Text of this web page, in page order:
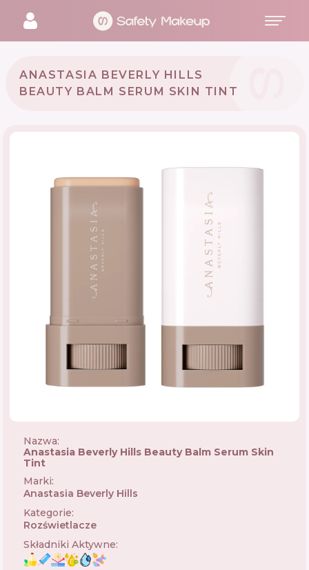
ANASTASIA BEVERLY HILLS
BEAUTY BALM SERUM SKIN TINT
Nazwa:
Anastasia Beverly Hills Beauty Balm Serum Skin
Tint
Marki:
Anastasia Beverly Hills
Kategorie:
Rozświetlacze
Składniki Aktywne: